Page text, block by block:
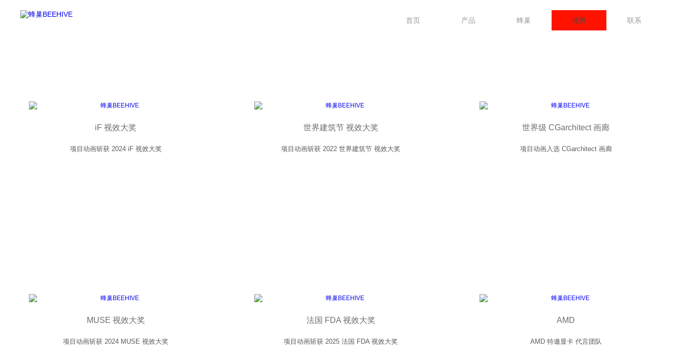
首页 产品 蜂巢 优势 联系
iF 视效大奖
项目动画斩获 2024 iF 视效大奖
世界建筑节 视效大奖
项目动画斩获 2022 世界建筑节 视效大奖
世界级 CGarchitect 画廊
项目动画入选 CGarchitect 画廊
MUSE 视效大奖
项目动画斩获 2024 MUSE 视效大奖
法国 FDA 视效大奖
项目动画斩获 2025 法国 FDA 视效大奖
AMD
AMD 特邀显卡 代言团队